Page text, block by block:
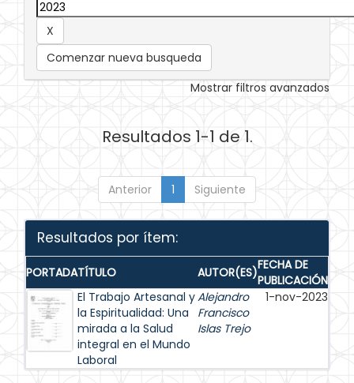
Comenzar nueva busqueda
Mostrar filtros avanzados
Resultados 1-1 de 1.
Anterior 1 Siguiente
Resultados por ítem:
PORTADATÍTULO AUTOR(ES)FECHA DE
PUBLICACIÓN
El Trabajo Artesanal y
la Espiritualidad: Una
mirada a la Salud
integral en el Mundo
Laboral
Alejandro
Francisco
Islas Trejo
1-nov-2023